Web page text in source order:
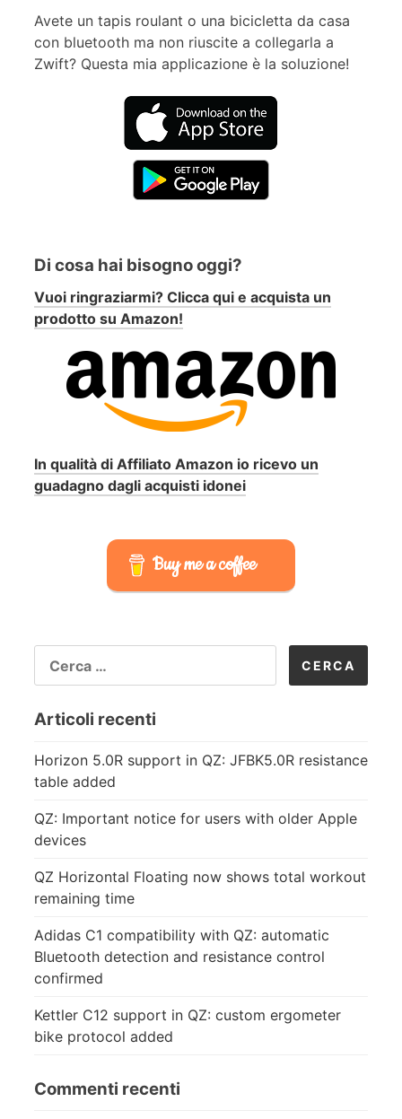
Avete un tapis roulant o una bicicletta da casa
con bluetooth ma non riuscite a collegarla a
Zwift? Questa mia applicazione è la soluzione!
Di cosa hai bisogno oggi?
Vuoi ringraziarmi? Clicca qui e acquista un
prodotto su Amazon!
In qualità di Affiliato Amazon io ricevo un
guadagno dagli acquisti idonei
Buy me a coffee
PER:
Articoli recenti
Horizon 5.0R support in QZ: JFBK5.0R resistance
table added
QZ: Important notice for users with older Apple
devices
QZ Horizontal Floating now shows total workout
remaining time
Adidas C1 compatibility with QZ: automatic
Bluetooth detection and resistance control
confirmed
Kettler C12 support in QZ: custom ergometer
bike protocol added
Commenti recenti